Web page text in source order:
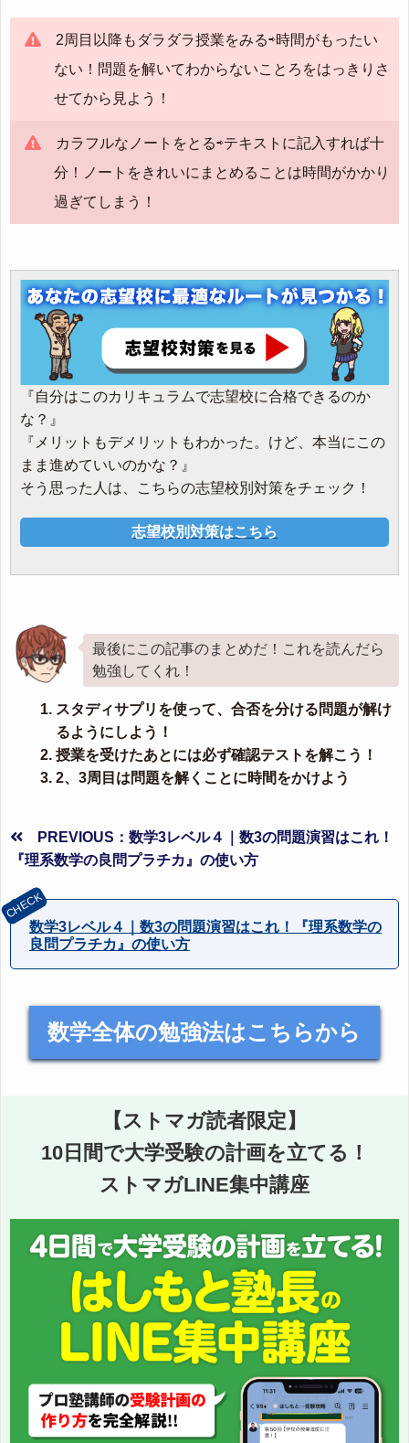
2周目以降もダラダラ授業をみる⇨時間がもったい
ない！問題を解いてわからないことろをはっきりさ
せてから見よう！
カラフルなノートをとる⇨テキストに記入すれば十
分！ノートをきれいにまとめることは時間がかかり
過ぎてしまう！
『自分はこのカリキュラムで志望校に合格できるのか
な？』
『メリットもデメリットもわかった。けど、本当にこの
まま進めていいのかな？』
そう思った人は、こちらの志望校別対策をチェック！
志望校別対策はこちら
最後にこの記事のまとめだ！これを読んだら
勉強してくれ！
スタディサプリを使って、合否を分ける問題が解け
るようにしよう！
授業を受けたあとには必ず確認テストを解こう！
2、3周目は問題を解くことに時間をかけよう
PREVIOUS：数学3レベル４｜数3の問題演習はこれ！
『理系数学の良問プラチカ』の使い方
数学3レベル４｜数3の問題演習はこれ！『理系数学の
良問プラチカ』の使い方
数学全体の勉強法はこちらから
【ストマガ読者限定】
10日間で大学受験の計画を立てる！
ストマガLINE集中講座